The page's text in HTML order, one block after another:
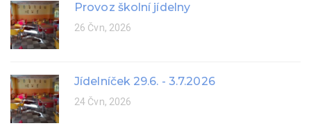
Provoz školní jídelny
26 Čvn, 2026
Jídelníček 29.6. - 3.7.2026
24 Čvn, 2026